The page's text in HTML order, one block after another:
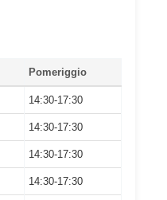
Pomeriggio
14:30-17:30
14:30-17:30
14:30-17:30
14:30-17:30